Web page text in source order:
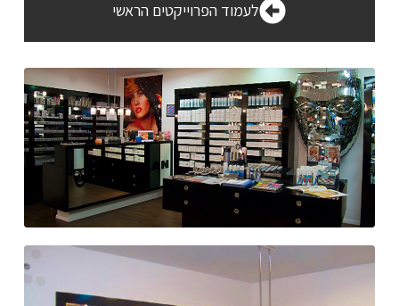
לעמוד הפרוייקטים הראשי